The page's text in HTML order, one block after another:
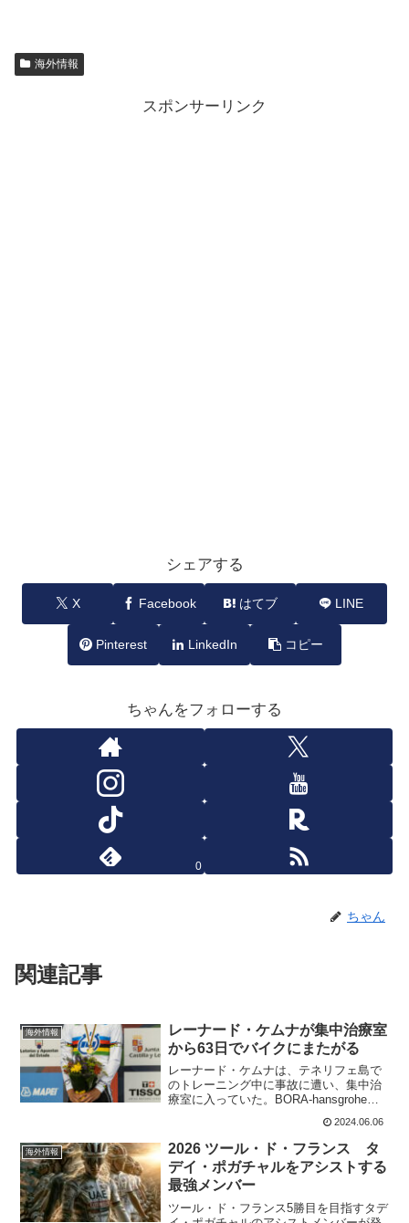
海外情報
スポンサーリンク
シェアする
X Facebook はてブ LINE
Pinterest LinkedIn コピー
ちゃんをフォローする
0
ちゃん
関連記事
海外情報
レーナード・ケムナが集中治療室
から63日でバイクにまたがる
レーナード・ケムナは、テネリフェ島で
のトレーニング中に事故に遭い、集中治
療室に入っていた。BORA-hansgroheの
報告では、事故から44日後に、ローラー
に乗っている。リハビリの第二段階とし
て、レッドブル・アスリート・パフォー
マンス・セ...
2024.06.06
海外情報
2026 ツール・ド・フランス タ
デイ・ポガチャルをアシストする
最強メンバー
ツール・ド・フランス5勝目を目指すタデ